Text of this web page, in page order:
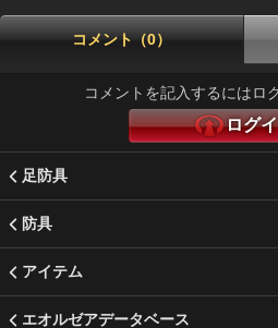
コメント（0）
コメントを記入するにはロ
ログ
足防具
防具
アイテム
エオルゼアデータベース